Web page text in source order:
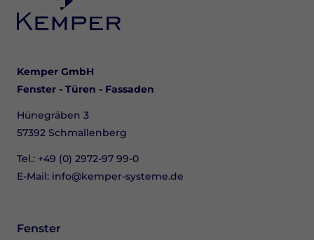
Kemper GmbH
Fenster - Türen - Fassaden
Hünegräben 3
57392 Schmallenberg
Tel.: +49 (0) 2972‑97 99‑0
E-Mail: info@kemper-systeme.de
Fenster